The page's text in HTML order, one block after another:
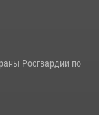
Росгвардии по